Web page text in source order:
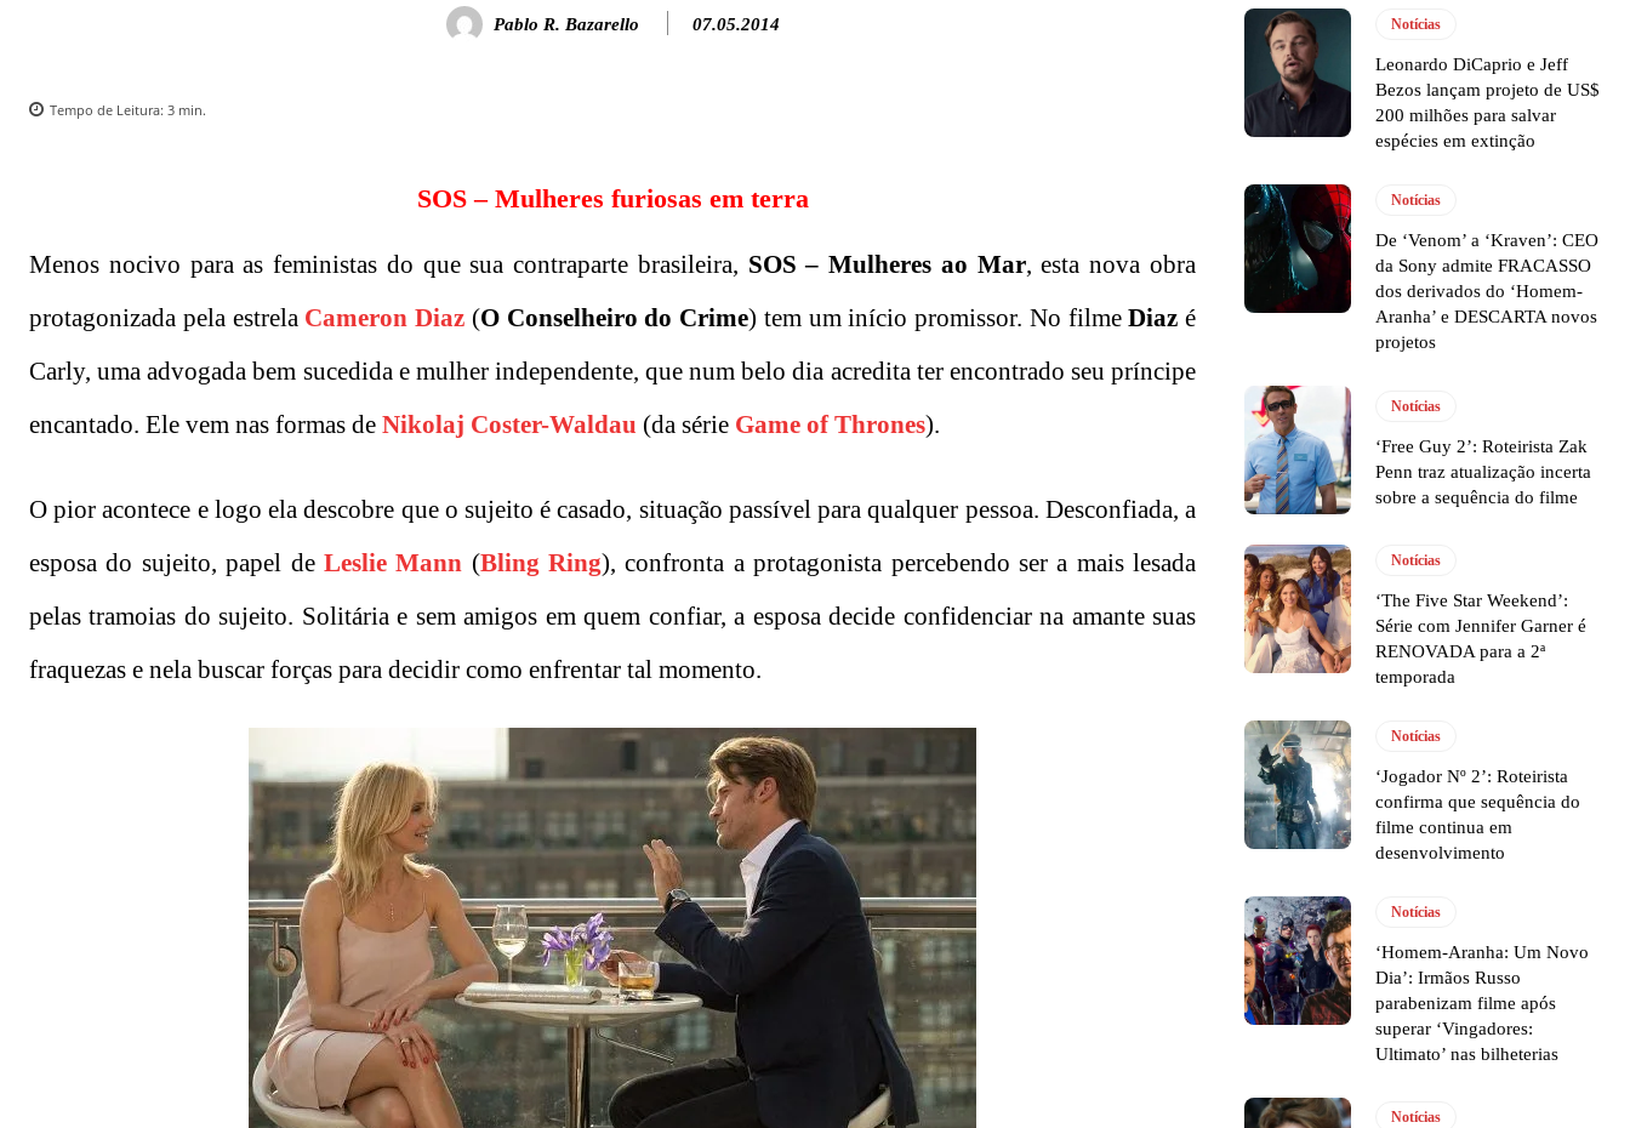
Pablo R. Bazarello 07.05.2014
Tempo de Leitura: 3 min.
SOS – Mulheres furiosas em terra
Menos nocivo para as feministas do que sua contraparte brasileira, SOS – Mulheres ao Mar, esta nova obra
protagonizada pela estrela Cameron Diaz (O Conselheiro do Crime) tem um início promissor. No filmeDiaz é
Carly, uma advogada bem sucedida e mulher independente, que num belo dia acredita ter encontrado seu príncipe
encantado. Ele vem nas formas de Nikolaj Coster-Waldau (da série Game of Thrones).
O pior acontece e logo ela descobre que o sujeito é casado, situação passível para qualquer pessoa. Desconfiada, a
esposa do sujeito, papel de Leslie Mann (Bling Ring), confronta a protagonista percebendo ser a mais lesada
pelas tramoias do sujeito. Solitária e sem amigos em quem confiar, a esposa decide confidenciar na amante suas
fraquezas e nela buscar forças para decidir como enfrentar tal momento.
Notícias
Leonardo DiCaprio e Jeff
Bezos lançam projeto de US$
200 milhões para salvar
espécies em extinção
Notícias
De ‘Venom’ a ‘Kraven’: CEO
da Sony admite FRACASSO
dos derivados do ‘Homem-
Aranha’ e DESCARTA novos
projetos
Notícias
‘Free Guy 2’: Roteirista Zak
Penn traz atualização incerta
sobre a sequência do filme
Notícias
‘The Five Star Weekend’:
Série com Jennifer Garner é
RENOVADA para a 2ª
temporada
Notícias
‘Jogador Nº 2’: Roteirista
confirma que sequência do
filme continua em
desenvolvimento
Notícias
‘Homem-Aranha: Um Novo
Dia’: Irmãos Russo
parabenizam filme após
superar ‘Vingadores:
Ultimato’ nas bilheterias
Notícias